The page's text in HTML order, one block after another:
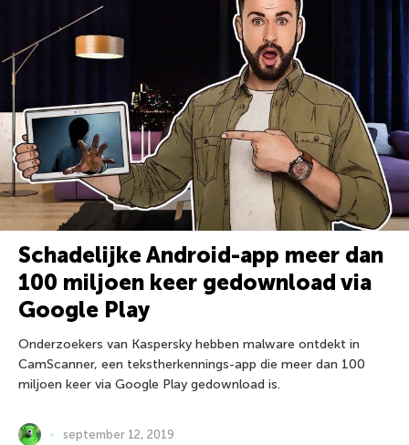
Schadelijke Android-app meer dan
100 miljoen keer gedownload via
Google Play
Onderzoekers van Kaspersky hebben malware ontdekt in
CamScanner, een tekstherkennings-app die meer dan 100
miljoen keer via Google Play gedownload is.
september 12, 2019